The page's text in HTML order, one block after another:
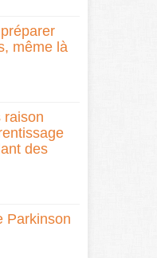
même là
raison
des
Parkinson